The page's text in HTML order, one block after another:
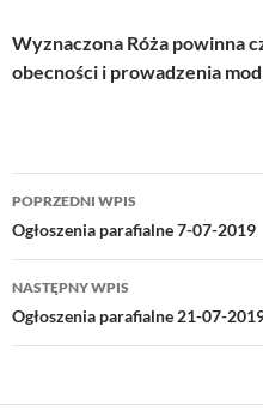
Wyznaczona Róża powinna
obecności i prowadzenia
Nawigacja
wpisu
POPRZEDNI WPIS
Ogłoszenia parafialne 7-07-2019
NASTĘPNY WPIS
Ogłoszenia parafialne 21-07-